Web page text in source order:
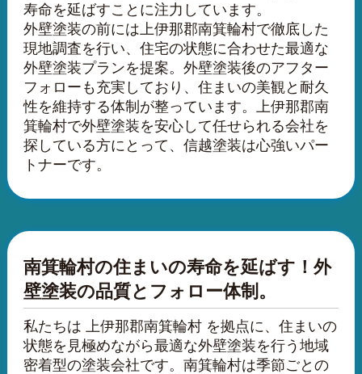
寿命を延ばすことに注力しています。
外壁塗装の前には上伊那郡南箕輪村で徹底した
現地調査を行い、住宅の状態に合わせた最適な
外壁塗装プランを提案。外壁塗装後のアフター
フォローも充実しており、住まいの美観と耐久
性を維持する体制が整っています。上伊那郡南
箕輪村で外壁塗装を安心して任せられる会社を
探している方にとって、信越塗装は心強いパー
トナーです。
南箕輪村の住まいの寿命を延ばす！外
壁塗装の品質とフォロー体制。
私たちは 上伊那郡南箕輪村 を拠点に、住まいの
状態を見極めながら最適な外壁塗装を行う地域
密着型の塗装会社です。南箕輪村は季節ごとの